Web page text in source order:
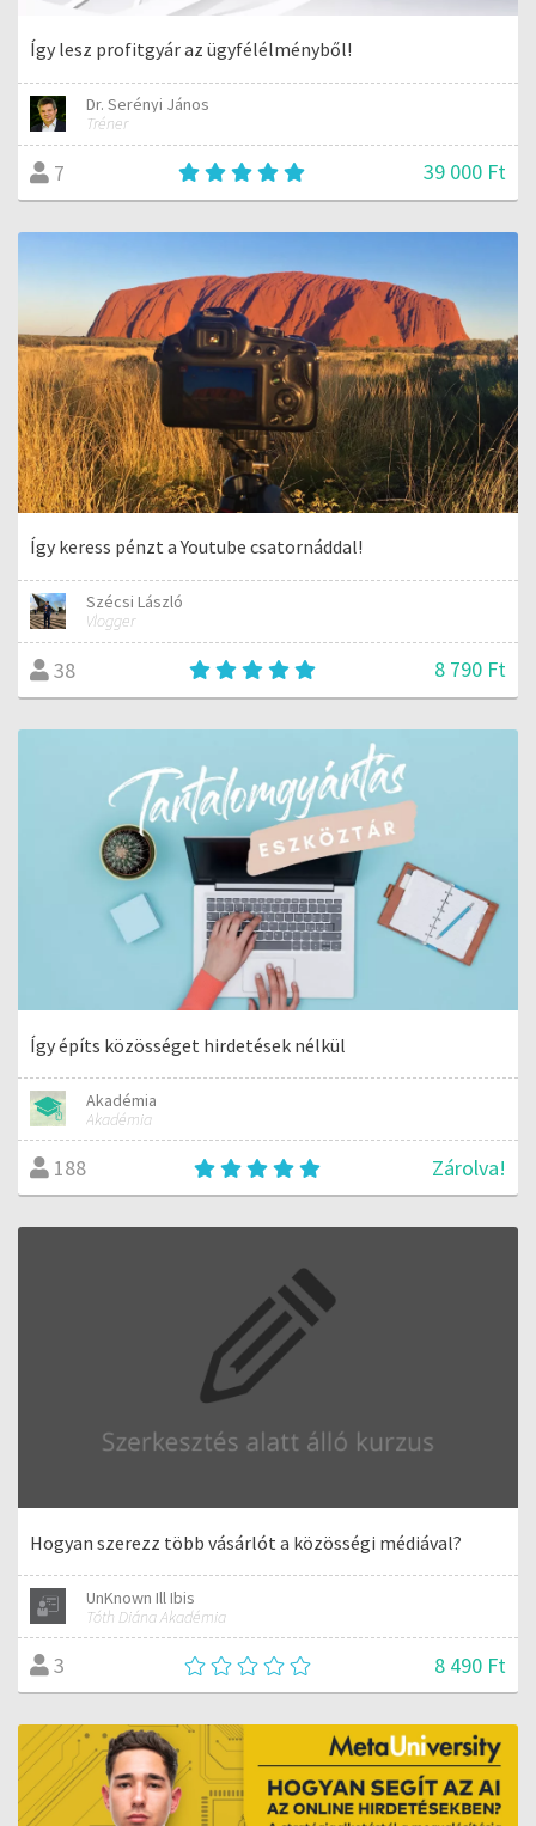
Így lesz profitgyár az ügyfélélményből!
Dr. Serényi János
Tréner
7 39 000 Ft
Így keress pénzt a Youtube csatornáddal!
Szécsi László
Vlogger
38 8 790 Ft
Így építs közösséget hirdetések nélkül
Akadémia
Akadémia
188 Zárolva!
Hogyan szerezz több vásárlót a közösségi médiával?
UnKnown Ill Ibis
Tóth Diána Akadémia
3 8 490 Ft